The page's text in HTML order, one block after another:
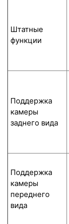
Штатные
функции
Поддержка
камеры
заднего вида
Поддержка
камеры
переднего
вида